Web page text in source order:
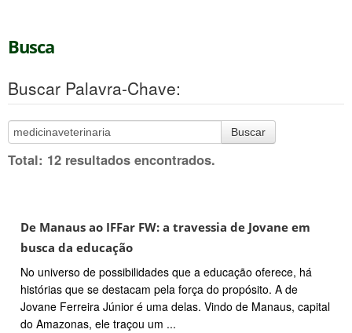
Busca
Buscar Palavra-Chave:
Buscar
Total: 12 resultados encontrados.
De Manaus ao IFFar FW: a travessia de Jovane em
busca da educação
No universo de possibilidades que a educação oferece, há
histórias que se destacam pela força do propósito. A de
Jovane Ferreira Júnior é uma delas. Vindo de Manaus, capital
do Amazonas, ele traçou um ...